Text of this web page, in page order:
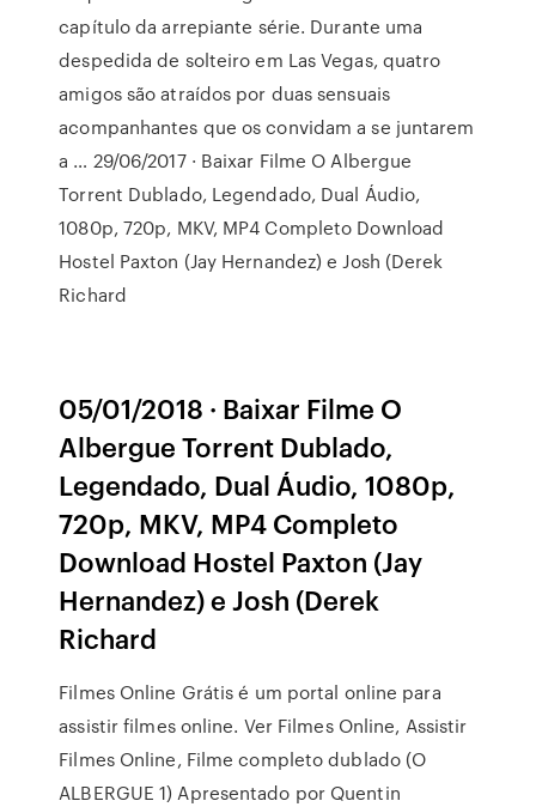
capítulo da arrepiante série. Durante uma
despedida de solteiro em Las Vegas, quatro
amigos são atraídos por duas sensuais
acompanhantes que os convidam a se juntarem
a … 29/06/2017 · Baixar Filme O Albergue
Torrent Dublado, Legendado, Dual Áudio,
1080p, 720p, MKV, MP4 Completo Download
Hostel Paxton (Jay Hernandez) e Josh (Derek
Richard
05/01/2018 · Baixar Filme O
Albergue Torrent Dublado,
Legendado, Dual Áudio, 1080p,
720p, MKV, MP4 Completo
Download Hostel Paxton (Jay
Hernandez) e Josh (Derek
Richard
Filmes Online Grátis é um portal online para
assistir filmes online. Ver Filmes Online, Assistir
Filmes Online, Filme completo dublado (O
ALBERGUE 1) Apresentado por Quentin